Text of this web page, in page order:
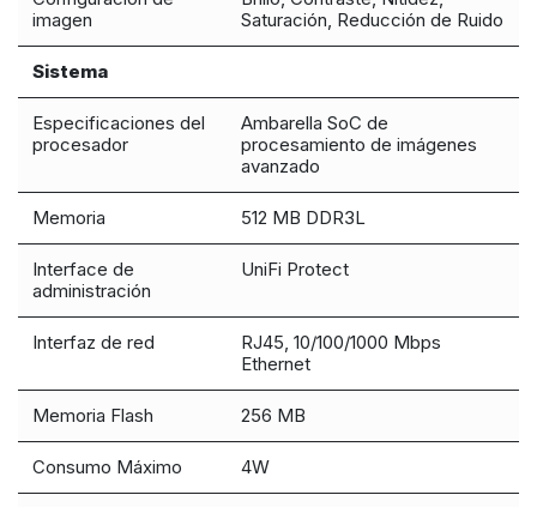
imagen
Saturación, Reducción de Ruido
Sistema
Especificaciones del
procesador
Ambarella SoC de
procesamiento de imágenes
avanzado
Memoria 512 MB DDR3L
Interface de
administración
UniFi Protect
Interfaz de red
RJ45, 10/100/1000 Mbps
Ethernet
Memoria Flash 256 MB
Consumo Máximo 4W